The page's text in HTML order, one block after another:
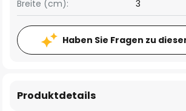
Breite (cm): 3
Haben Sie Fragen zu
Produktdetails